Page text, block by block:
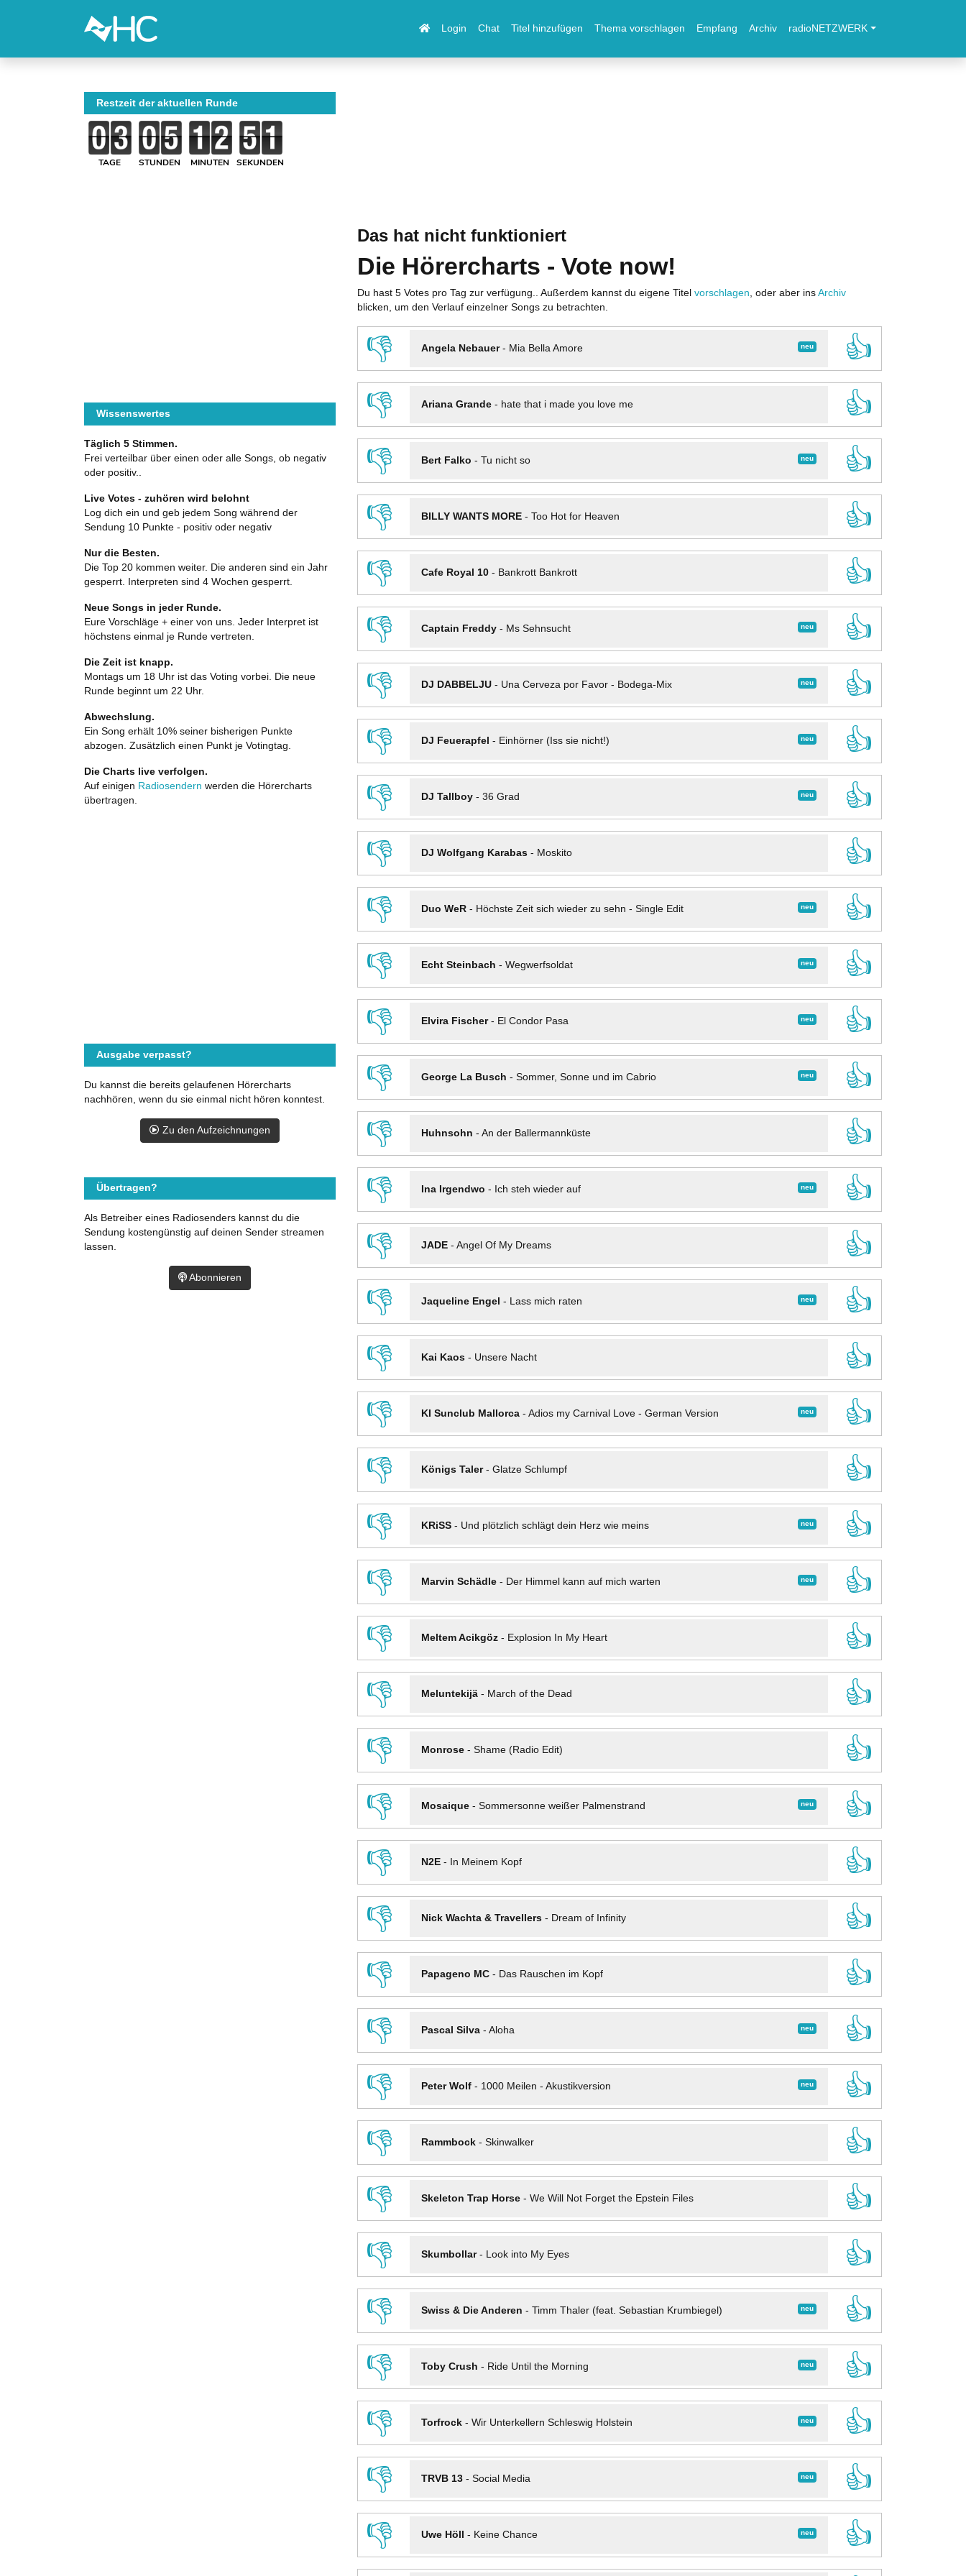
Login Chat Titel hinzufügen Thema vorschlagen Empfang Archiv radioNETZWERK
Das hat nicht funktioniert
Die Hörercharts - Vote now!
Du hast 5 Votes pro Tag zur verfügung.. Außerdem kannst du eigene Titel vorschlagen , oder aber ins Archiv
blicken, um den Verlauf einzelner Songs zu betrachten.
👎 neu
Angela Nebauer- Mia Bella Amore
👍
👎
Ariana Grande- hate that i made you love me
👍
👎
neu
Bert Falko - Tu nicht so
👍
👎
BILLY WANTS MORE- Too Hot for Heaven
👍
👎
Cafe Royal 10- Bankrott Bankrott
👍
👎
neu
Captain Freddy- Ms Sehnsucht
👍
👎
neu
DJ DABBELJU- Una Cerveza por Favor - Bodega-Mix
👍
👎
neu
DJ Feuerapfel - Einhörner (Iss sie nicht!)
👍
👎
neu
DJ Tallboy- 36 Grad
👍
👎
DJ Wolfgang Karabas- Moskito
👍
👎
neu
Duo WeR- Höchste Zeit sich wieder zu sehn - Single Edit
👍
👎
neu
Echt Steinbach - Wegwerfsoldat
👍
👎
neu
Elvira Fischer- El Condor Pasa
👍
👎
neu
George La Busch - Sommer, Sonne und im Cabrio
👍
👎
Huhnsohn - An der Ballermannküste
👍
👎
neu
Ina Irgendwo - Ich steh wieder auf
👍
👎
JADE- Angel Of My Dreams
👍
👎
neu
Jaqueline Engel - Lass mich raten
👍
👎
Kai Kaos- Unsere Nacht
👍
👎
neu
KI Sunclub Mallorca- Adios my Carnival Love - German Version
👍
👎
Königs Taler- Glatze Schlumpf
👍
👎
neu
KRiSS- Und plötzlich schlägt dein Herz wie meins
👍
👎
neu
Marvin Schädle- Der Himmel kann auf mich warten
👍
👎
Meltem Acikgöz- Explosion In My Heart
👍
👎
Meluntekijä- March of the Dead
👍
👎
Monrose- Shame (Radio Edit)
👍
👎
neu
Mosaique- Sommersonne weißer Palmenstrand
👍
👎
N2E- In Meinem Kopf
👍
👎
Nick Wachta & Travellers- Dream of Infinity
👍
👎
Papageno MC- Das Rauschen im Kopf
👍
👎
neu
Pascal Silva- Aloha
👍
👎
neu
Peter Wolf- 1000 Meilen - Akustikversion
👍
👎
Rammbock- Skinwalker
👍
👎
Skeleton Trap Horse- We Will Not Forget the Epstein Files
👍
👎
Skumbollar- Look into My Eyes
👍
👎
neu
Swiss & Die Anderen - Timm Thaler (feat. Sebastian Krumbiegel)
👍
👎
neu
Toby Crush - Ride Until the Morning
👍
👎
neu
Torfrock- Wir Unterkellern Schleswig Holstein
👍
👎
neu
TRVB 13- Social Media
👍
👎
neu
Uwe Höll - Keine Chance
👍
Restzeit der aktuellen Runde
TAGE STUNDEN MINUTEN SEKUNDEN
Wissenswertes
Täglich 5 Stimmen.
Frei verteilbar über einen oder alle Songs, ob negativ
oder positiv..
Live Votes - zuhören wird belohnt
Log dich ein und geb jedem Song während der
Sendung 10 Punkte - positiv oder negativ
Nur die Besten.
Die Top 20 kommen weiter. Die anderen sind ein Jahr
gesperrt. Interpreten sind 4 Wochen gesperrt.
Neue Songs in jeder Runde.
Eure Vorschläge + einer von uns. Jeder Interpret ist
höchstens einmal je Runde vertreten.
Die Zeit ist knapp.
Montags um 18 Uhr ist das Voting vorbei. Die neue
Runde beginnt um 22 Uhr.
Abwechslung.
Ein Song erhält 10% seiner bisherigen Punkte
abzogen. Zusätzlich einen Punkt je Votingtag.
Die Charts live verfolgen.
Auf einigen Radiosendern werden die Hörercharts
übertragen.
Ausgabe verpasst?
Du kannst die bereits gelaufenen Hörercharts
nachhören, wenn du sie einmal nicht hören konntest.
Zu den Aufzeichnungen
Übertragen?
Als Betreiber eines Radiosenders kannst du die
Sendung kostengünstig auf deinen Sender streamen
lassen.
Abonnieren